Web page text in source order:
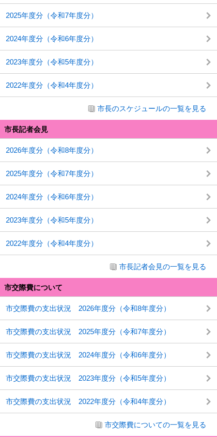
2025年度分（令和7年度分）
2024年度分（令和6年度分）
2023年度分（令和5年度分）
2022年度分（令和4年度分）
市長のスケジュールの一覧を見る
市長記者会見
2026年度分（令和8年度分）
2025年度分（令和7年度分）
2024年度分（令和6年度分）
2023年度分（令和5年度分）
2022年度分（令和4年度分）
市長記者会見の一覧を見る
市交際費について
市交際費の支出状況 2026年度分（令和8年度分）
市交際費の支出状況 2025年度分（令和7年度分）
市交際費の支出状況 2024年度分（令和6年度分）
市交際費の支出状況 2023年度分（令和5年度分）
市交際費の支出状況 2022年度分（令和4年度分）
市交際費についての一覧を見る